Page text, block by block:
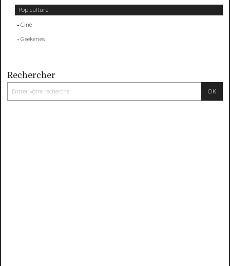
Pop culture
Ciné
Geekeries
Rechercher